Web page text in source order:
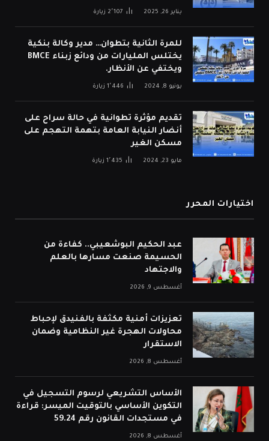
يناير 26, 2025 2٬107 زيارة
للمرة الثانية بتطوان… مدير وكالة بنكية
يختلس المليارات من ودائع زبناء BMCE
ويختفي عن الأنظار.
يونيو 8, 2024 1٬446 زيارة
تقديم مؤثرة تطوانية في حالة سراح على
أنضار النيابة العامة بتهمة التهجم على
مسكن الغير
مايو 23, 2024 1٬435 زيارة
اختيارات المحرر
عبد الحكيم البوشعيبي.. كفاءة من
الحسيمة صنعت مسارها بالعلم
والاجتهاد
أغسطس 9, 2026
تعزيزات أمنية مكثفة بالفنيدق لإحباط
محاولات الهجرة غير النظامية وضمان
الاستقرار
أغسطس 8, 2026
الأساس التشريعي لرسوم التسجيل في
التكوين الأساسي بالتوقيت الميسر: قراءة
في مستجدات القانون رقم 59.24
أغسطس 8, 2026